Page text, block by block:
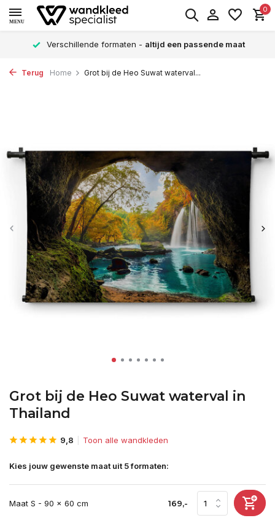
MENU
0
Verschillende formaten - altijd een passende maat
Terug Home Grot bij de Heo Suwat waterval...
Grot bij de Heo Suwat waterval in
Thailand
9,8 Toon alle wandkleden
Kies jouw gewenste maat uit 5 formaten:
Maat S - 90 x 60 cm 169,-